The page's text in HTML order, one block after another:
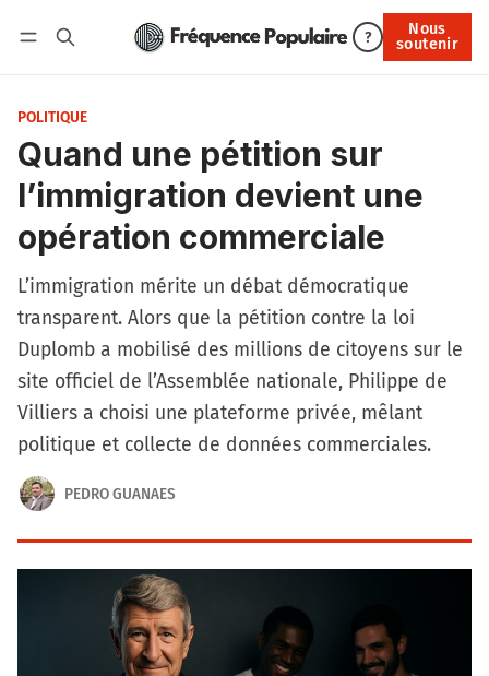
?
Nous
soutenir
Nous soutenir
POLITIQUE
Quand une pétition sur
l’immigration devient une
opération commerciale
L’immigration mérite un débat démocratique
transparent. Alors que la pétition contre la loi
Duplomb a mobilisé des millions de citoyens sur le
site officiel de l’Assemblée nationale, Philippe de
Villiers a choisi une plateforme privée, mêlant
politique et collecte de données commerciales.
PEDRO GUANAES